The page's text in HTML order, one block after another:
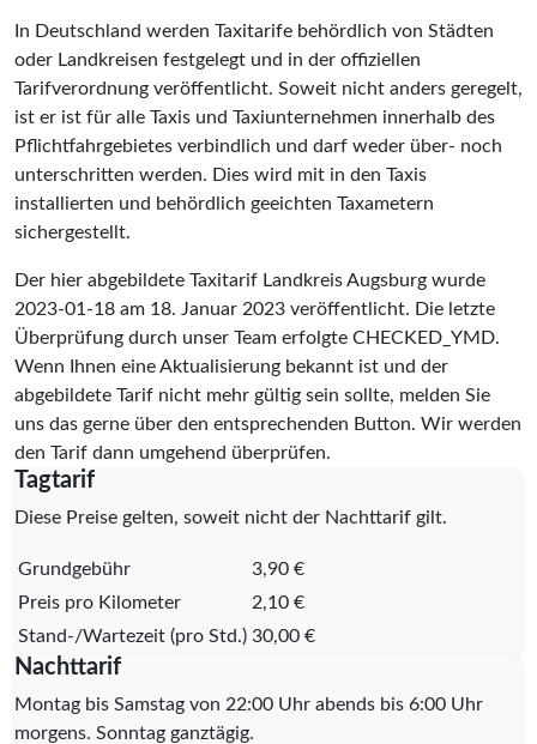
In Deutschland werden Taxitarife behördlich von Städten
oder Landkreisen festgelegt und in der offiziellen
Tarifverordnung veröffentlicht. Soweit nicht anders geregelt,
ist er ist für alle Taxis und Taxiunternehmen innerhalb des
Pflichtfahrgebietes verbindlich und darf weder über- noch
unterschritten werden. Dies wird mit in den Taxis
installierten und behördlich geeichten Taxametern
sichergestellt.
Der hier abgebildete Taxitarif Landkreis Augsburg wurde
2023-01-18 am 18. Januar 2023 veröffentlicht. Die letzte
Überprüfung durch unser Team erfolgte CHECKED_YMD.
Wenn Ihnen eine Aktualisierung bekannt ist und der
abgebildete Tarif nicht mehr gültig sein sollte, melden Sie
uns das gerne über den entsprechenden Button. Wir werden
den Tarif dann umgehend überprüfen.
Tagtarif
Diese Preise gelten, soweit nicht der Nachttarif gilt.
Grundgebühr
3,90 €
Preis pro Kilometer
2,10 €
Stand-/Wartezeit (pro Std.) 30,00 €
Nachttarif
Montag bis Samstag von 22:00 Uhr abends bis 6:00 Uhr
morgens. Sonntag ganztägig.